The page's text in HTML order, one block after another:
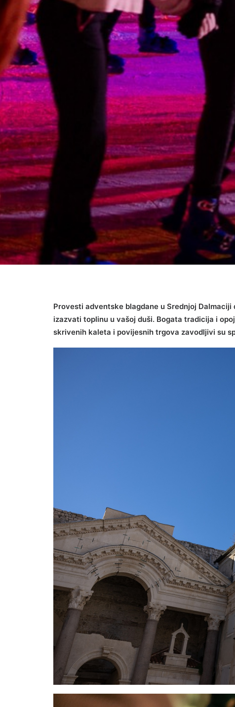
Provesti adventske blagdane u Srednjoj
izazvati toplinu u vašoj duši. Bogata tradicija i
skrivenih kaleta i povijesnih trgova zavodljivi su